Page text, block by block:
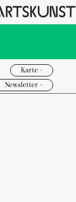
Karte >
Newsletter >